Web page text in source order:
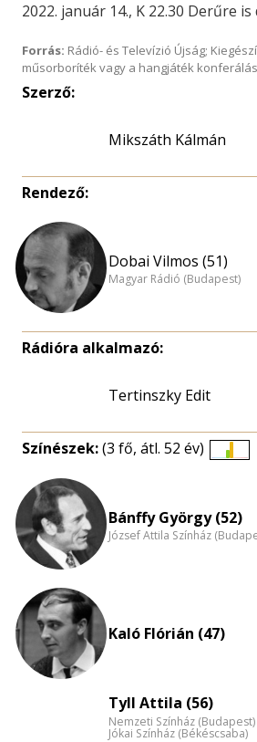
2022. január 14., K 22.30 Derűre is
Forrás: Rádió- és Televízió Újság;
műsorboríték vagy a hangjáték
Szerző:
Mikszáth Kálmán
Rendező:
Dobai Vilmos (51)
Magyar Rádió (Budapest)
Rádióra alkalmazó:
Tertinszky Edit
Színészek:(3 fő, átl. 52 év)
Bánffy György (52)
József Attila Színház
Kaló Flórián (47)
Tyll Attila (56)
Nemzeti Színház (Budapest)
Jókai Színház (Békéscsaba)